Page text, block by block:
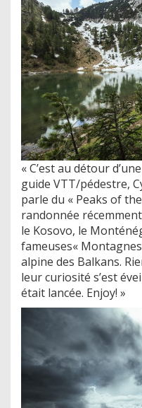
« C’est au détour
guide VTT/pédestre,
parle du « Peaks of
randonnée
le Kosovo, le
fameuses«
alpine des Balkans.
leur curiosité s’est
était lancée. Enjoy! »